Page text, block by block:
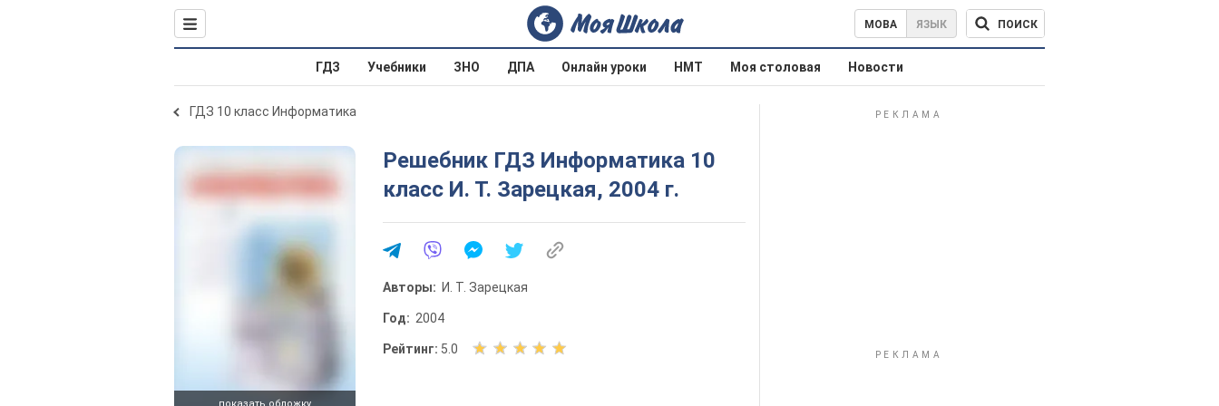
МОВА ЯЗЫК ПОИСК
ГДЗ Учебники ЗНО ДПА Онлайн уроки НМТ Моя столовая Новости
ГДЗ 10 класс Информатика
Решебник ГДЗ Информатика 10
класс И. Т. Зарецкая, 2004 г.
Авторы: И. Т. Зарецкая
Год: 2004
Рейтинг: 5.0
О